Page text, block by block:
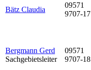
Bätz Claudia
09571
9707-17
Bergmann Gerd
Sachgebietsleiter
09571
9707-18